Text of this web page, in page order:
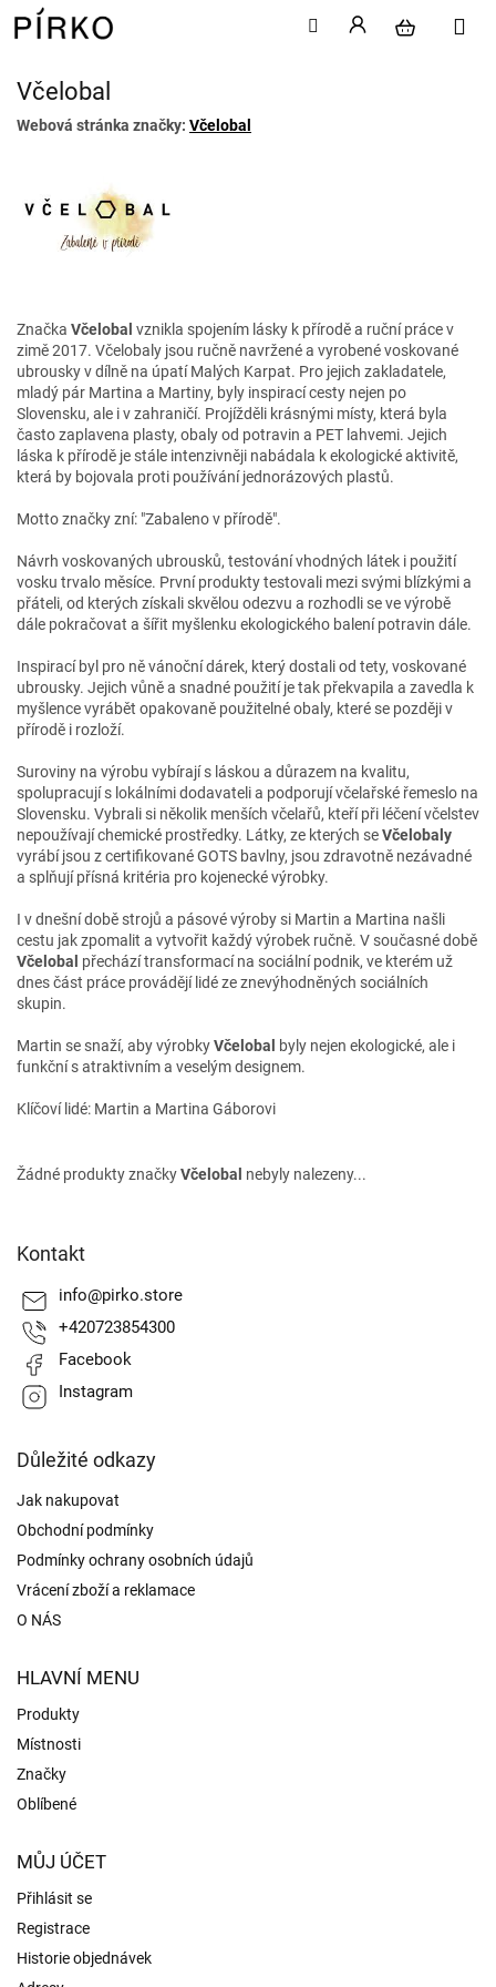
Přejít
obsah
Včelobal
Webová stránka značky: Včelobal
Značka Včelobal vznikla spojením lásky k přírodě a ruční práce v
zimě 2017. Včelobaly jsou ručně navržené a vyrobené voskované
ubrousky v dílně na úpatí Malých Karpat. Pro jejich zakladatele,
mladý pár Martina a Martiny, byly inspirací cesty nejen po
Slovensku, ale i v zahraničí. Projížděli krásnými místy, která byla
často zaplavena plasty, obaly od potravin a PET lahvemi. Jejich
láska k přírodě je stále intenzivněji nabádala k ekologické aktivitě,
která by bojovala proti používání jednorázových plastů.
Motto značky zní: "Zabaleno v přírodě".
Návrh voskovaných ubrousků, testování vhodných látek i použití
vosku trvalo měsíce. První produkty testovali mezi svými blízkými a
přáteli, od kterých získali skvělou odezvu a rozhodli se ve výrobě
dále pokračovat a šířit myšlenku ekologického balení potravin dále.
Inspirací byl pro ně vánoční dárek, který dostali od tety, voskované
ubrousky. Jejich vůně a snadné použití je tak překvapila a zavedla k
myšlence vyrábět opakovaně použitelné obaly, které se později v
přírodě i rozloží.
Suroviny na výrobu vybírají s láskou a důrazem na kvalitu,
spolupracují s lokálními dodavateli a podporují včelařské řemeslo na
Slovensku. Vybrali si několik menších včelařů, kteří při léčení včelstev
nepoužívají chemické prostředky. Látky, ze kterých seVčelobaly
vyrábí jsou z certifikované GOTS bavlny, jsou zdravotně nezávadné
a splňují přísná kritéria pro kojenecké výrobky.
I v dnešní době strojů a pásové výroby si Martin a Martina našli
cestu jak zpomalit a vytvořit každý výrobek ručně. V současné době
Včelobal přechází transformací na sociální podnik, ve kterém už
dnes část práce provádějí lidé ze znevýhodněných sociálních
skupin.
Martin se snaží, aby výrobkyVčelobal
byly nejen ekologické, ale i
funkční s atraktivním a veselým designem.
Klíčoví lidé: Martin a Martina Gáborovi
Žádné produkty značkyVčelobal nebyly nalezeny...
Kontakt
info@pirko.store
+420723854300
Facebook
Instagram
Důležité odkazy
Jak nakupovat
Obchodní podmínky
Podmínky ochrany osobních údajů
Vrácení zboží a reklamace
O NÁS
HLAVNÍ MENU
Produkty
Místnosti
Značky
Oblíbené
MŮJ ÚČET
Přihlásit se
Registrace
Historie objednávek